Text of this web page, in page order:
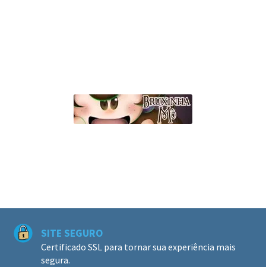
SITE SEGURO
Certificado SSL para tornar sua experiência mais
segura.